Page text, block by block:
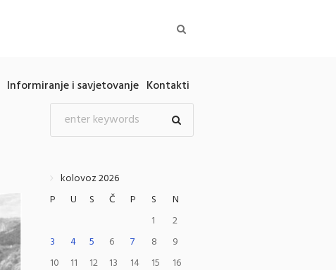
Informiranje i savjetovanje Kontakti
kolovoz 2026
P
U S Č P S
N
1
2
3
4 5 6 7 8
9
10
11 12 13 14 15
16